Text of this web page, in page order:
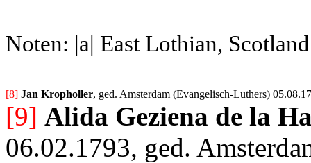
Noten: |a| East Lothian,
[8] Jan Kropholler, ged. Amsterdam (Evangelisch-Luthers)
[9] Alida Geziena de la
06.02.1793, ged.